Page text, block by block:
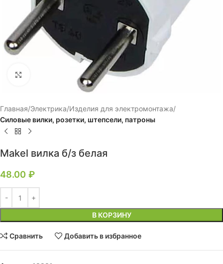
Нажмите, чтобы увеличить
Главная Электрика Изделия для электромонтажа
Силовые вилки, розетки, штепсели, патроны
Makel вилка б/з белая
48.00 ₽
В КОРЗИНУ
Сравнить Добавить в избранное